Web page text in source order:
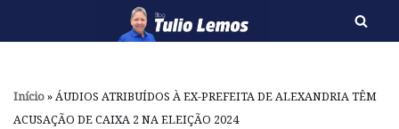
o
conteúdo
Início»ÁUDIOS ATRIBUÍDOS À EX-PREFEITA DE ALEXANDRIA TÊM
ACUSAÇÃO DE CAIXA 2 NA ELEIÇÃO 2024